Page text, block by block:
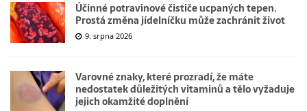
Účinné potravinové čističe ucpaných tepen.
Prostá změna jídelníčku může zachránit život
9. srpna 2026
Varovné znaky, které prozradí, že máte
nedostatek důležitých vitaminů a tělo vyžaduje
jejich okamžité doplnění